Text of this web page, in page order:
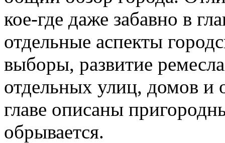
кое-где даже забавно в
отдельные аспекты
выборы, развитие
отдельных улиц, домов
главе описаны
обрывается.